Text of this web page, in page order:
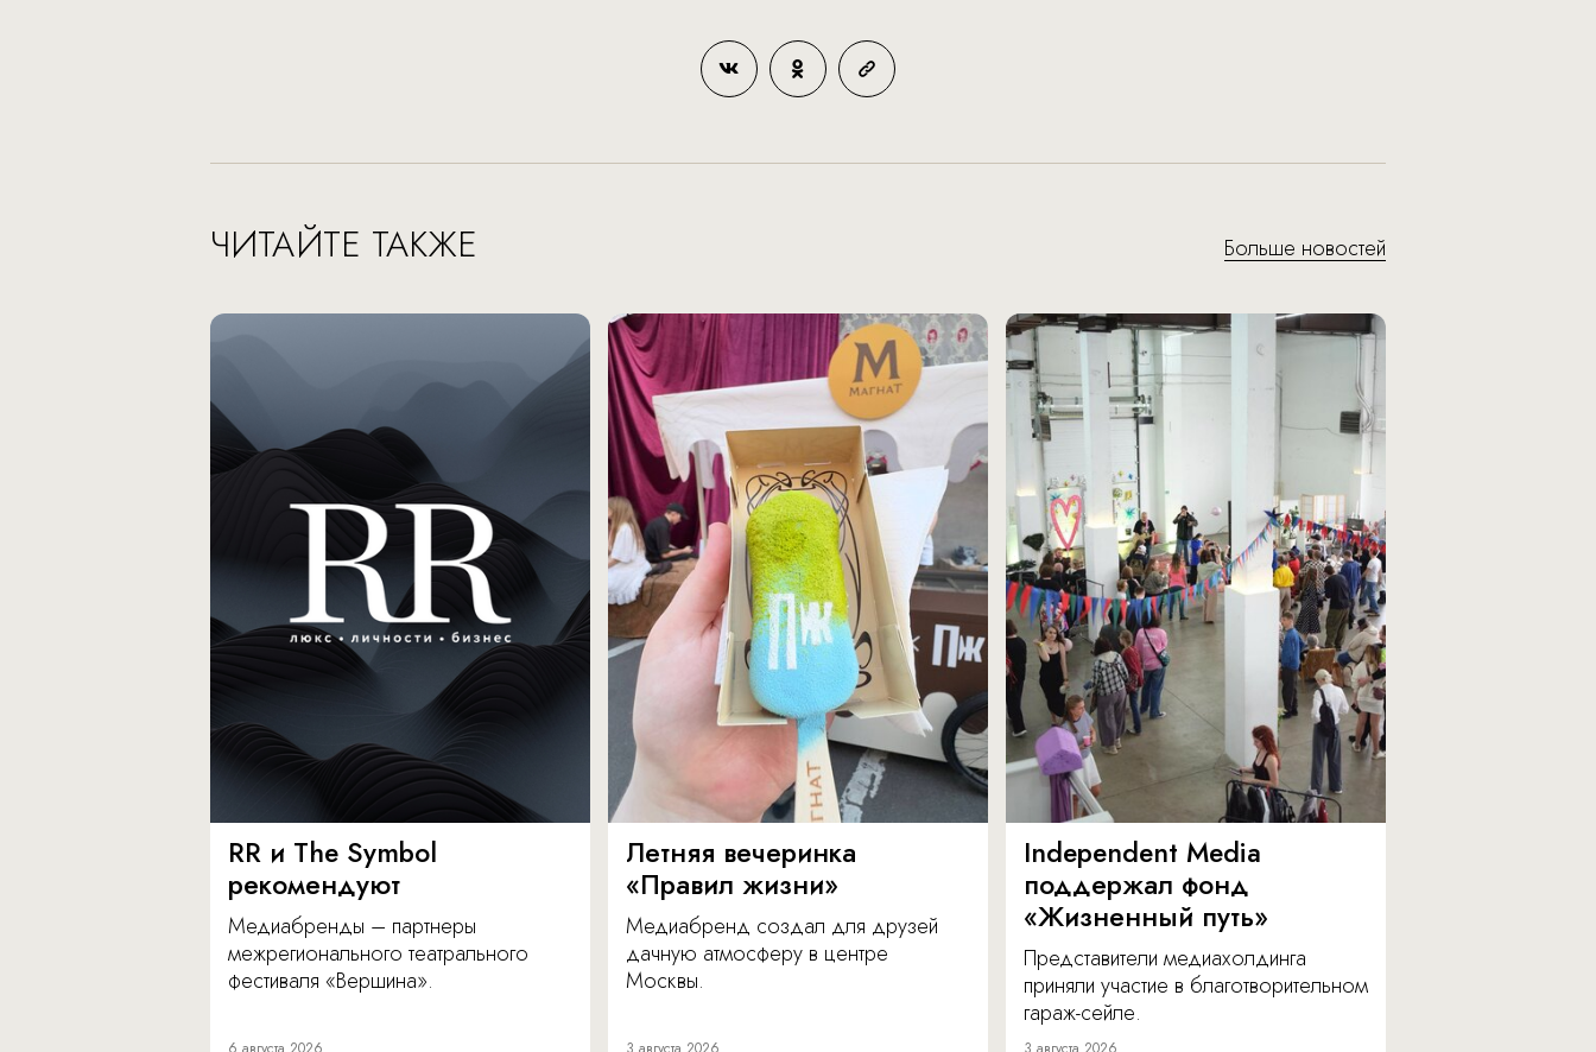
ЧИТАЙТЕ ТАКЖЕ Больше новостей
RR и The Symbol
рекомендуют
Медиабренды – партнеры
межрегионального театрального
фестиваля «Вершина».
Летняя вечеринка
«Правил жизни»
Медиабренд создал для друзей
дачную атмосферу в центре
Москвы.
Independent Media
поддержал фонд
«Жизненный путь»
Представители медиахолдинга
приняли участие в благотворительном
гараж-сейле.